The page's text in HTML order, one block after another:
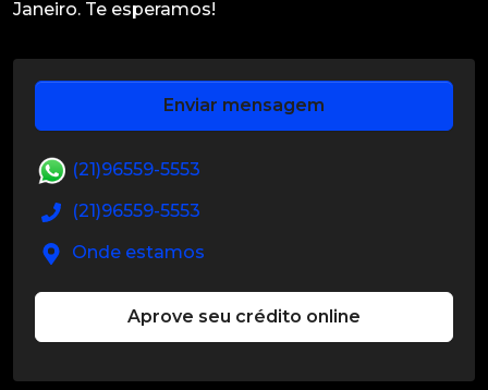
Enviar mensagem
(21)96559-5553
(21)96559-5553
Onde estamos
Aprove seu crédito online